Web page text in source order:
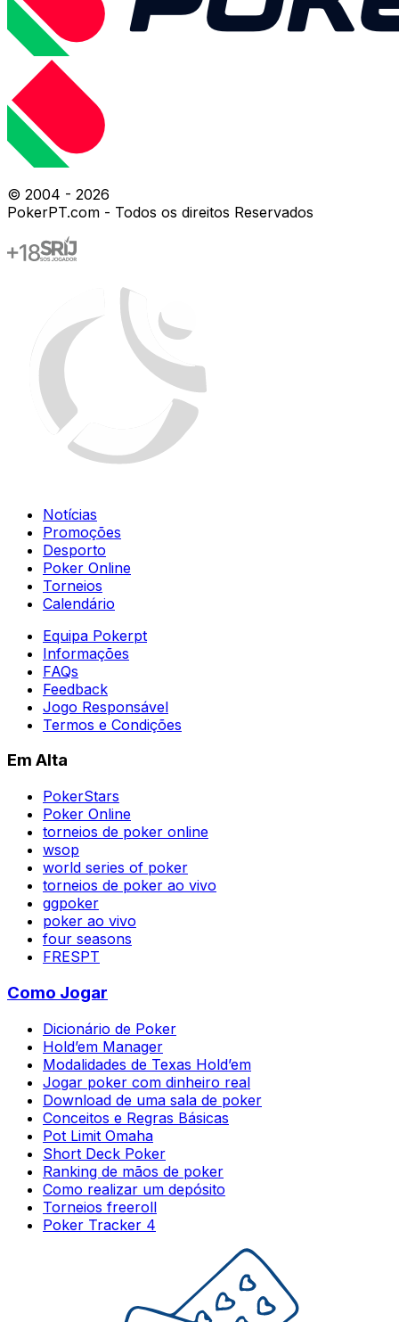
© 2004 - 2026
PokerPT.com - Todos os direitos Reservados
Notícias
Promoções
Desporto
Poker Online
Torneios
Calendário
Equipa Pokerpt
Informações
FAQs
Feedback
Jogo Responsável
Termos e Condições
Em Alta
PokerStars
Poker Online
torneios de poker online
wsop
world series of poker
torneios de poker ao vivo
ggpoker
poker ao vivo
four seasons
FRESPT
Como Jogar
Dicionário de Poker
Hold’em Manager
Modalidades de Texas Hold’em
Jogar poker com dinheiro real
Download de uma sala de poker
Conceitos e Regras Básicas
Pot Limit Omaha
Short Deck Poker
Ranking de mãos de poker
Como realizar um depósito
Torneios freeroll
Poker Tracker 4